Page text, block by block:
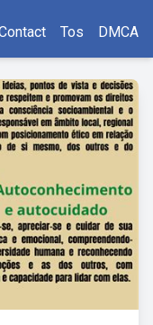
Tos DMCA